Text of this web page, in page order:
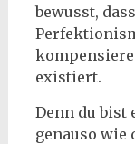
bewusst,
existiert.
Denn du
genauso wie